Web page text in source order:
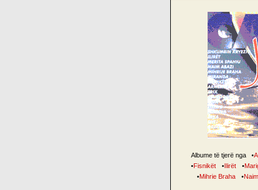
Albume të tjerë nga •
•Fisnikët •Ilirët •
•Mihrie Braha •